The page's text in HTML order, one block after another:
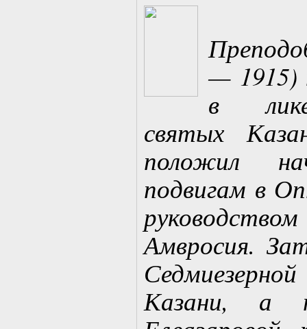
— 1915)
в
святых
положил
подвигам в
Амвросия.
Казани, а